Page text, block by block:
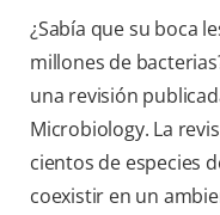
¿Sabía que su boca
millones de
una revisión
Microbiology. La
cientos de especies
coexistir en un